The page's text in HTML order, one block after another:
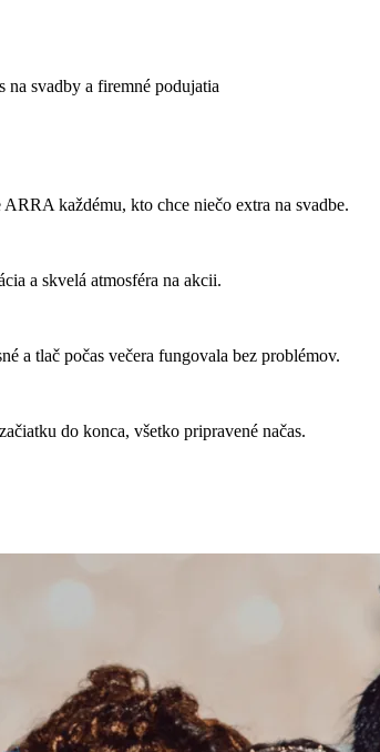
na svadby a firemné podujatia
každému, kto chce niečo extra na svadbe.
a skvelá atmosféra na akcii.
a tlač počas večera fungovala bez problémov.
do konca, všetko pripravené načas.